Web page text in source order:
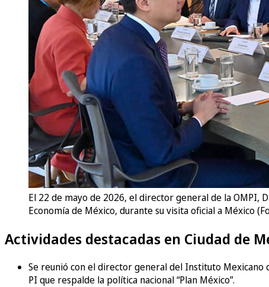
El 22 de mayo de 2026, el director general de la
Economía de México, durante su visita oficial a México
Actividades destacadas en Ciudad de
Se reunió con el director general del Instituto Mexicano
PI que respalde la política nacional “Plan México”.